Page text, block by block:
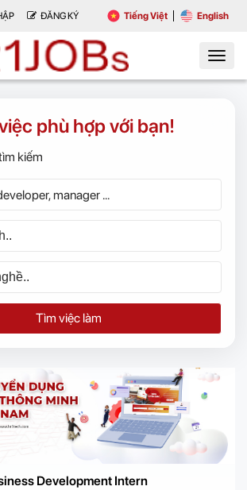
ĐĂNG KÝ Tiếng Việt English
phù hợp với bạn!
kiếm
Tìm việc làm
Development Intern